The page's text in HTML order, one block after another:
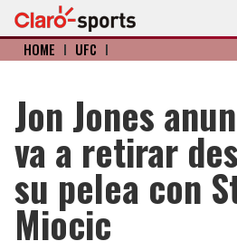
HOME I UFC I
Jon Jones
va a retirar
su pelea con
Miocic